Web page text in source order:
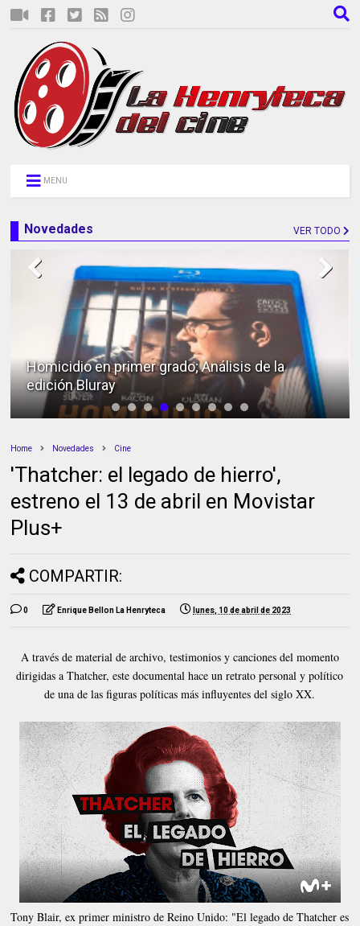
MENU
Novedades VER TODO
Homicidio en primer grado; Análisis de la
edición Bluray
Home Novedades Cine
'Thatcher: el legado de hierro',
estreno el 13 de abril en Movistar
Plus+
COMPARTIR:
0 Enrique Bellon La Henryteca lunes, 10 de abril de 2023
A través de material de archivo, testimonios y canciones del momento
dirigidas a Thatcher, este documental hace un retrato personal y político
de una de las figuras políticas más influyentes del siglo XX.
Tony Blair, ex primer ministro de Reino Unido: "El legado de Thatcher es